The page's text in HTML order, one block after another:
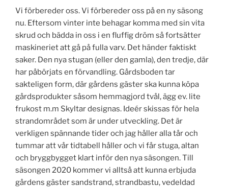
Vi förbereder oss. Vi förbereder oss på en ny säsong
nu. Eftersom vinter inte behagar komma med sin vita
skrud och bädda in oss i en fluffig dröm så fortsätter
maskineriet att gå på fulla varv. Det händer faktiskt
saker. Den nya stugan (eller den gamla), den tredje, där
har påbörjats en förvandling. Gårdsboden tar
sakteligen form, där gårdens gäster ska kunna köpa
gårdsprodukter såsom hemmagjord tvål, ägg ev. lite
frukost m.m Skyltar designas. Ideér skissas för hela
strandområdet som är under utveckling. Det är
verkligen spännande tider och jag håller alla tår och
tummar att vår tidtabell håller och vi får stuga, altan
och bryggbygget klart inför den nya säsongen. Till
säsongen 2020 kommer vi alltså att kunna erbjuda
gårdens gäster sandstrand, strandbastu, vedeldad